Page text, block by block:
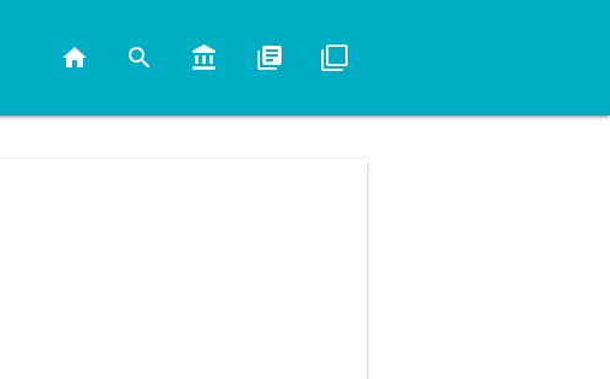
home search account_balance library_books filter_none